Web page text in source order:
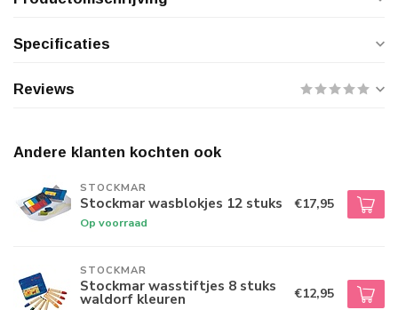
Specificaties
Reviews
Andere klanten kochten ook
STOCKMAR
Stockmar wasblokjes 12 stuks
Op voorraad
€17,95
STOCKMAR
Stockmar wasstiftjes 8 stuks
waldorf kleuren €12,95